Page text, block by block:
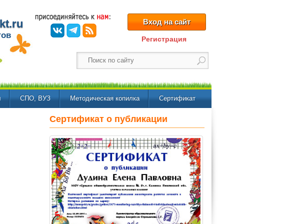
Вход на сайт
Регистрация
СПО, ВУЗ Методическая копилка Сертификат
Сертификат о публикации